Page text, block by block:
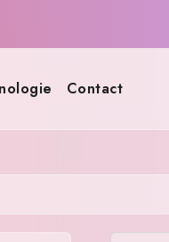
Contact